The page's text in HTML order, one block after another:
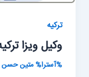
ترکیه
وکیل ویزا
%آسترا%متین حسن